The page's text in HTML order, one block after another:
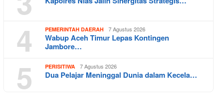
4 PEMERINTAH DAERAH 7 Agustus 2026
Wabup Aceh Timur Lepas Kontingen
Jambore…
5 PERISITIWA 7 Agustus 2026
Dua Pelajar Meninggal Dunia dalam Kecela…